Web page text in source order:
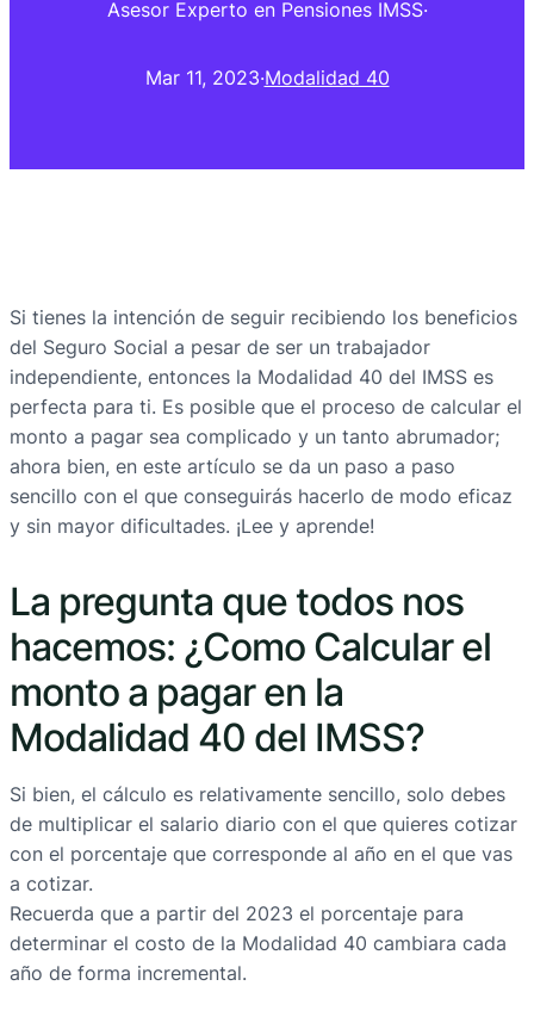
Asesor Experto en Pensiones IMSS·
Mar 11, 2023·Modalidad 40
Si tienes la intención de seguir recibiendo los beneficios
del Seguro Social a pesar de ser un trabajador
independiente, entonces la Modalidad 40 del IMSS es
perfecta para ti. Es posible que el proceso de calcular el
monto a pagar sea complicado y un tanto abrumador;
ahora bien, en este artículo se da un paso a paso
sencillo con el que conseguirás hacerlo de modo eficaz
y sin mayor dificultades. ¡Lee y aprende!
La pregunta que todos nos
hacemos: ¿Como Calcular el
monto a pagar en la
Modalidad 40 del IMSS?
Si bien, el cálculo es relativamente sencillo, solo debes
de multiplicar el salario diario con el que quieres cotizar
con el porcentaje que corresponde al año en el que vas
a cotizar.
Recuerda que a partir del 2023 el porcentaje para
determinar el costo de la Modalidad 40 cambiara cada
año de forma incremental.